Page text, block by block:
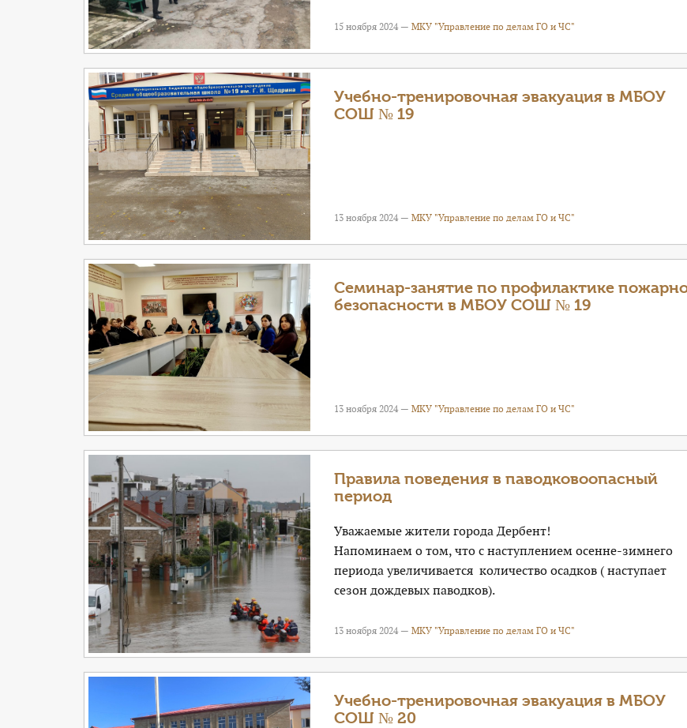
15 ноября 2024 —МКУ "Управление по делам ГО и ЧС"
Учебно-тренировочная эвакуация в МБОУ
СОШ № 19
13 ноября 2024 —МКУ "Управление по делам ГО и ЧС"
Семинар-занятие по профилактике
безопасности в МБОУ СОШ № 19
13 ноября 2024 —МКУ "Управление по делам ГО и ЧС"
Правила поведения в паводковоопасный
период
Уважаемые жители города Дербент!
Напоминаем о том, что с наступлением осенне-зимнего
периода увеличивается количество осадков ( наступает
сезон дождевых паводков).
13 ноября 2024 —МКУ "Управление по делам ГО и ЧС"
Учебно-тренировочная эвакуация в МБОУ
СОШ № 20